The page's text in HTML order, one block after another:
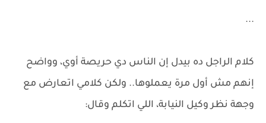
...
كلام الراجل ده بيدل إن الناس دي حريصة أوي، وواضح
إنهم مش أول مرة يعملوها.. ولكن كلامي اتعارض مع
وجهة نظر وكيل النيابة، اللي اتكلم وقال: